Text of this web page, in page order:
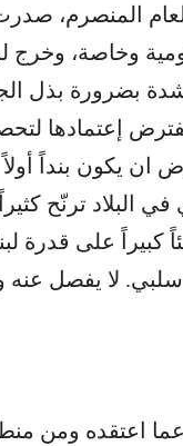
المنصرم،
ومناشدة بضرورة
إعتمادها
ان يكون بنداً
البلاد ترنّح
كبيراً على قدرة
لا يفصل عنه
اعتقده ومن